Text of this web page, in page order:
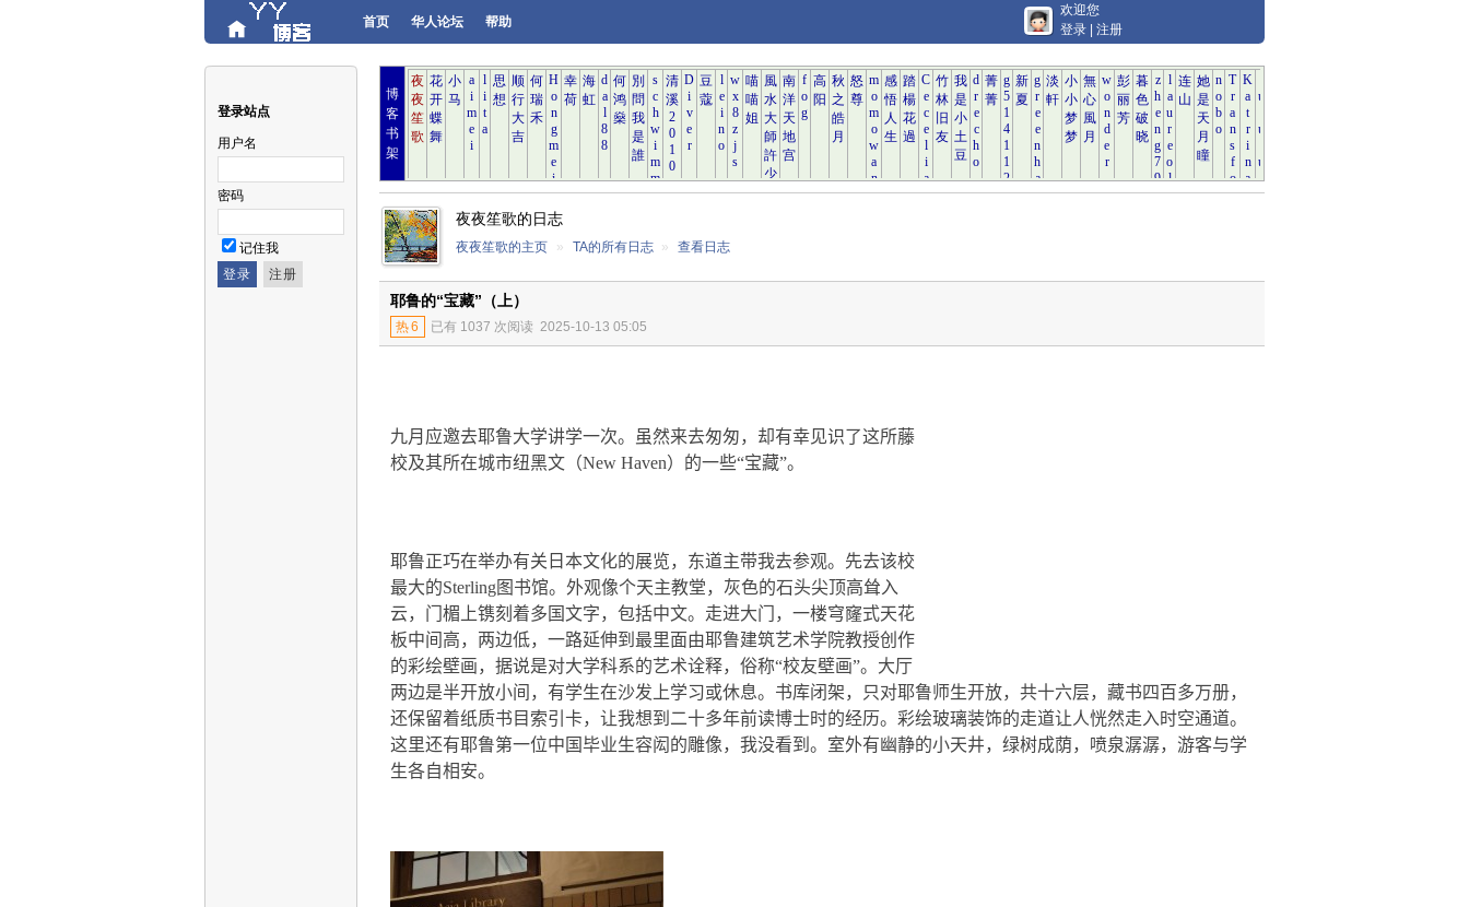
首页 华人论坛 帮助
欢迎您
登录
注册
登录站点
用户名
密码
记住我
博
客
书
架
夜夜笙歌的日志
夜夜笙歌的主页 » TA的所有日志 » 查看日志
耶鲁的“宝藏”（上）
热6 已有 1037 次阅读 2025-10-13 05:05
九月应邀去耶鲁大学讲学一次。虽然来去匆匆，却有幸见识了这所藤
校及其所在城市纽黑文（New Haven）的一些“宝藏”。
耶鲁正巧在举办有关日本文化的展览，东道主带我去参观。先去该校
最大的Sterling图书馆。外观像个天主教堂，灰色的石头尖顶高耸入
云，门楣上镌刻着多国文字，包括中文。走进大门，一楼穹窿式天花
板中间高，两边低，一路延伸到最里面由耶鲁建筑艺术学院教授创作
的彩绘壁画，据说是对大学科系的艺术诠释，俗称“校友壁画”。大厅
两边是半开放小间，有学生在沙发上学习或休息。书库闭架，只对耶鲁师生开放，共十六层，藏书四百多万册，
还保留着纸质书目索引卡，让我想到二十多年前读博士时的经历。彩绘玻璃装饰的走道让人恍然走入时空通道。
这里还有耶鲁第一位中国毕业生容闳的雕像，我没看到。室外有幽静的小天井，绿树成荫，喷泉潺潺，游客与学
生各自相安。